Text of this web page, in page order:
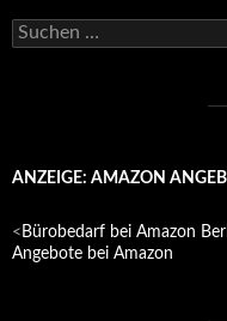
Suchen
nach:
ANZEIGE: AMAZON
< Bürobedarf bei Amazon
Angebote bei Amazon